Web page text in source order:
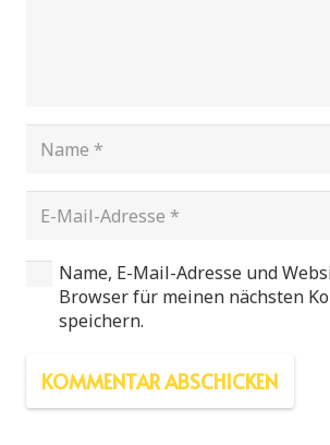
Name, E-Mail-Adresse und
Browser für meinen nächsten
speichern.
KOMMENTAR ABSCHICKEN